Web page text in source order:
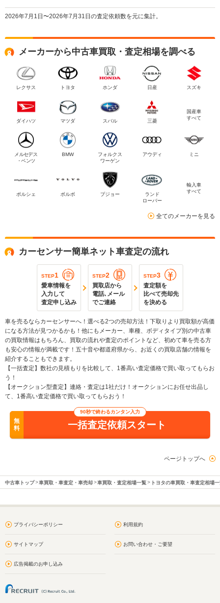
2026年7月1日〜2026年7月31日の査定依頼数を元に集計。
メーカーから中古車買取・査定相場を調べる
レクサス トヨタ ホンダ 日産 スズキ
ダイハツ マツダ スバル 三菱
国産車
すべて
メルセデス
・ベンツ
BMW
フォルクス
ワーゲン
アウディ ミニ
ポルシェ ボルボ プジョー
ランド
ローバー
輸入車
すべて
全てのメーカーを見る
カーセンサー簡単ネット車査定の流れ
STEP1
愛車情報を
入力して
査定申し込み
STEP2
買取店から
電話､メール
でご連絡
STEP3
査定額を
比べて売却先
を決める
車を売るならカーセンサーへ！選べる2つの売却方法！下取りより買取額が高価
になる方法が見つかるかも！他にもメーカー、車種、ボディタイプ別の中古車
の買取情報はもちろん、買取の流れや査定のポイントなど、初めて車を売る方
も安心の情報が満載です！五十音や都道府県から、お近くの買取店舗の情報を
紹介することもできます。
【一括査定】数社の見積もりを比較して、1番高い査定価格で買い取ってもらお
う！
【オークション型査定】連絡・査定は1社だけ！オークションにお任せ出品し
て、1番高い査定価格で買い取ってもらおう！
無
料
90秒で終わるカンタン入力
一括査定依頼スタート
ページトップへ
中古車トップ 車買取・車査定・車売却 車買取・査定相場一覧 トヨタの車買取・車査定相場
プライバシーポリシー 利用規約
サイトマップ お問い合わせ・ご要望
広告掲載のお申し込み